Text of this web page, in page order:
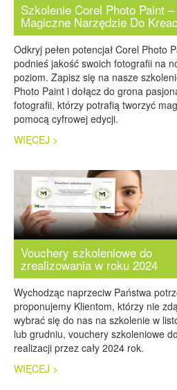
Szkolenie Corel Photo Paint –
Magiczne Narzędzie Do
Odkryj pełen potencjał Corel Photo
podnieś jakość swoich fotografii na
poziom. Zapisz się na nasze
Photo Paint i dołącz do grona
fotografii, którzy potrafią tworzyć
pomocą cyfrowej edycji.
WIĘCEJ >
Vouchery szkoleniowe do
zrealizowania w roku 2024
Wychodząc naprzeciw Państwa
proponujemy Klientom, którzy nie
wybrać się do nas na szkolenie w
lub grudniu, vouchery szkoleniowe do
realizacji przez cały 2024 rok.
WIĘCEJ >